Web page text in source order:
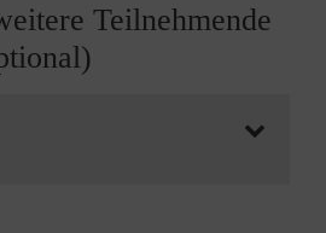
Teilnehmende